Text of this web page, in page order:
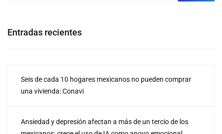
Entradas recientes
Seis de cada 10 hogares mexicanos no pueden comprar
una vivienda: Conavi
Ansiedad y depresión afectan a más de un tercio de los